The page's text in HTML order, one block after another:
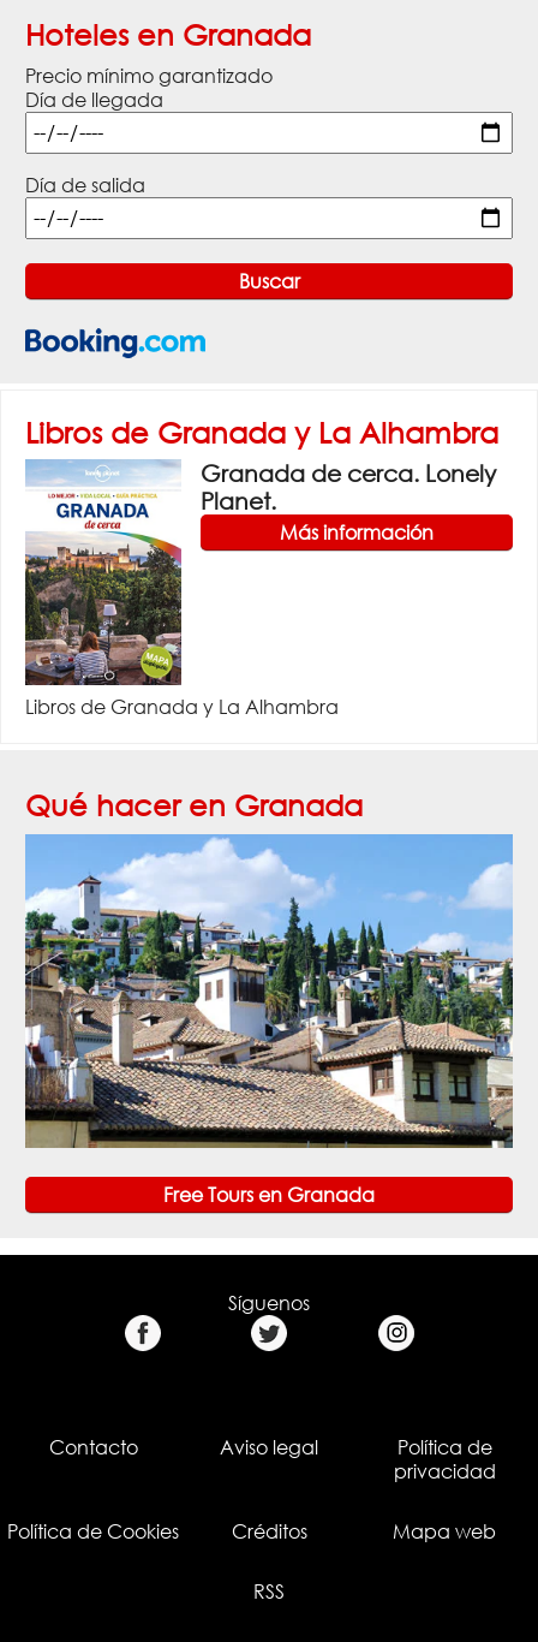
Hoteles en Granada
Precio mínimo garantizado
Día de llegada
Día de salida
Libros de Granada y La Alhambra
Granada de cerca. Lonely
Planet.
Más información
Libros de Granada y La Alhambra
Qué hacer en Granada
Free Tours en Granada
Síguenos
Contacto Aviso legal
Política de
privacidad
Política de Cookies Créditos Mapa web
RSS